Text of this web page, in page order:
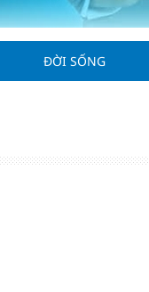
ĐỜI SỐNG